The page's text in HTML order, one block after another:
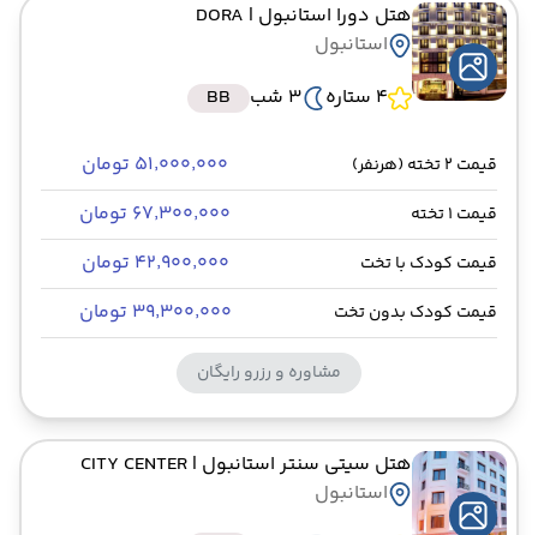
هتل دورا استانبول | DORA
استانبول
4 ستاره
3 شب BB
قیمت 2 تخته (هرنفر) ۵۱٬۰۰۰٬۰۰۰ تومان
قیمت 1 تخته ۶۷٬۳۰۰٬۰۰۰ تومان
قیمت کودک با تخت ۴۲٬۹۰۰٬۰۰۰ تومان
قیمت کودک بدون تخت ۳۹٬۳۰۰٬۰۰۰ تومان
مشاوره و رزرو رایگان
هتل سیتی سنتر استانبول | CITY CENTER
استانبول